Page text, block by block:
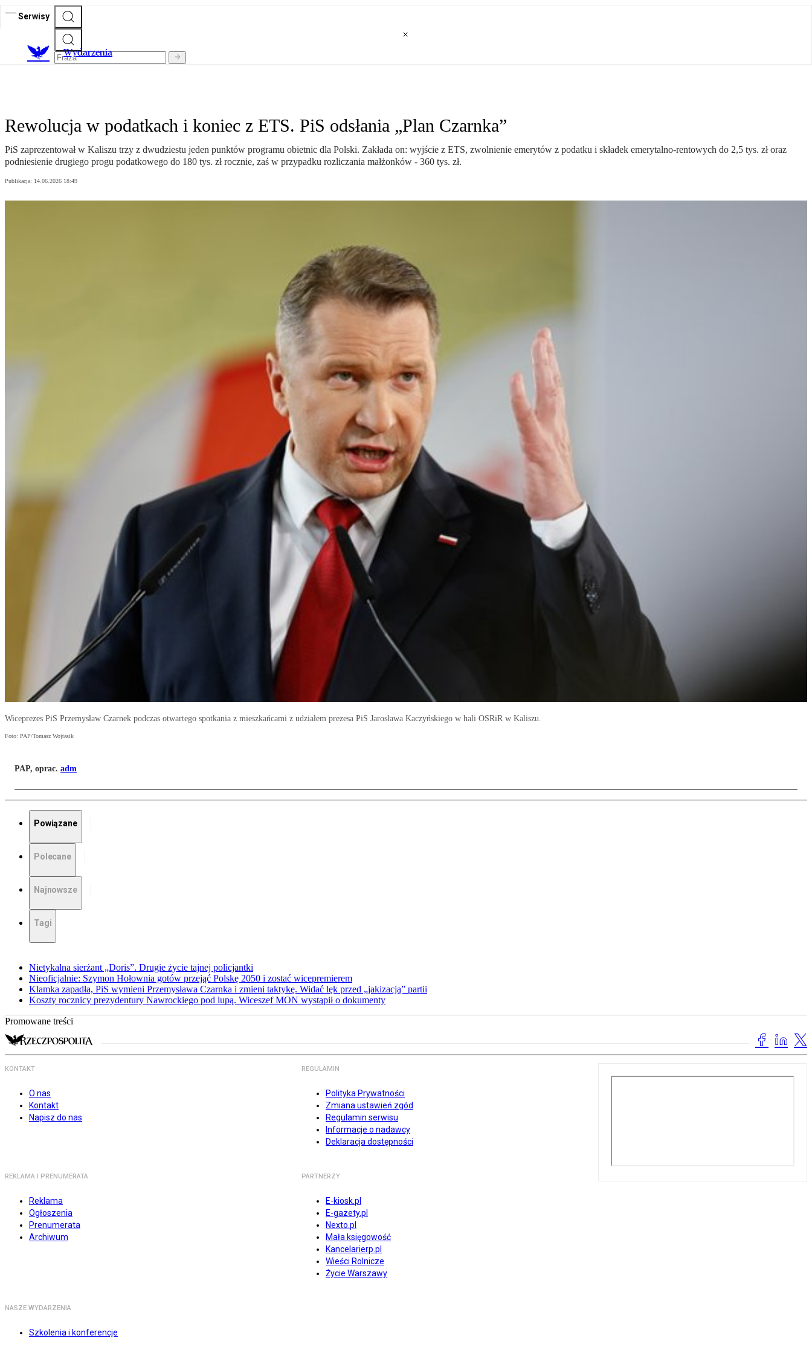
Serwisy
Wydarzenia
Rewolucja w podatkach i koniec z ETS. PiS odsłania „Plan Czarnka”
PiS zaprezentował w Kaliszu trzy z dwudziestu jeden punktów programu obietnic dla Polski. Zakłada on: wyjście z ETS, zwolnienie emerytów z podatku i składek emerytalno-rentowych do 2,5 tys. zł oraz
podniesienie drugiego progu podatkowego do 180 tys. zł rocznie, zaś w przypadku rozliczania małżonków - 360 tys. zł.
Publikacja: 14.06.2026 18:49
Wiceprezes PiS Przemysław Czarnek podczas otwartego spotkania z mieszkańcami z udziałem prezesa PiS Jarosława Kaczyńskiego w hali OSRiR w Kaliszu.
Foto: PAP/Tomasz Wojtasik
PAP, oprac. adm
Powiązane
Polecane
Najnowsze
Tagi
Nietykalna sierżant „Doris”. Drugie życie tajnej policjantki
Nieoficjalnie: Szymon Hołownia gotów przejąć Polskę 2050 i zostać wicepremierem
Klamka zapadła, PiS wymieni Przemysława Czarnka i zmieni taktykę. Widać lęk przed „jakizacją” partii
Koszty rocznicy prezydentury Nawrockiego pod lupą. Wiceszef MON wystąpił o dokumenty
Promowane treści
KONTAKT
O nas
Kontakt
Napisz do nas
REGULAMIN
Polityka Prywatności
Zmiana ustawień zgód
Regulamin serwisu
Informacje o nadawcy
Deklaracja dostępności
REKLAMA I PRENUMERATA
Reklama
Ogłoszenia
Prenumerata
Archiwum
PARTNERZY
E-kiosk.pl
E-gazety.pl
Nexto.pl
Mała księgowość
Kancelarierp.pl
Wieści Rolnicze
Życie Warszawy
NASZE WYDARZENIA
Szkolenia i konferencje